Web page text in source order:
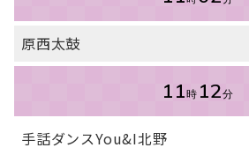
原西太鼓
11時 12分
手話ダンスYou&I北野